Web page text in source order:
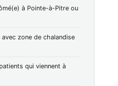
à Pointe-à-Pitre ou
zone de chalandise
qui viennent à